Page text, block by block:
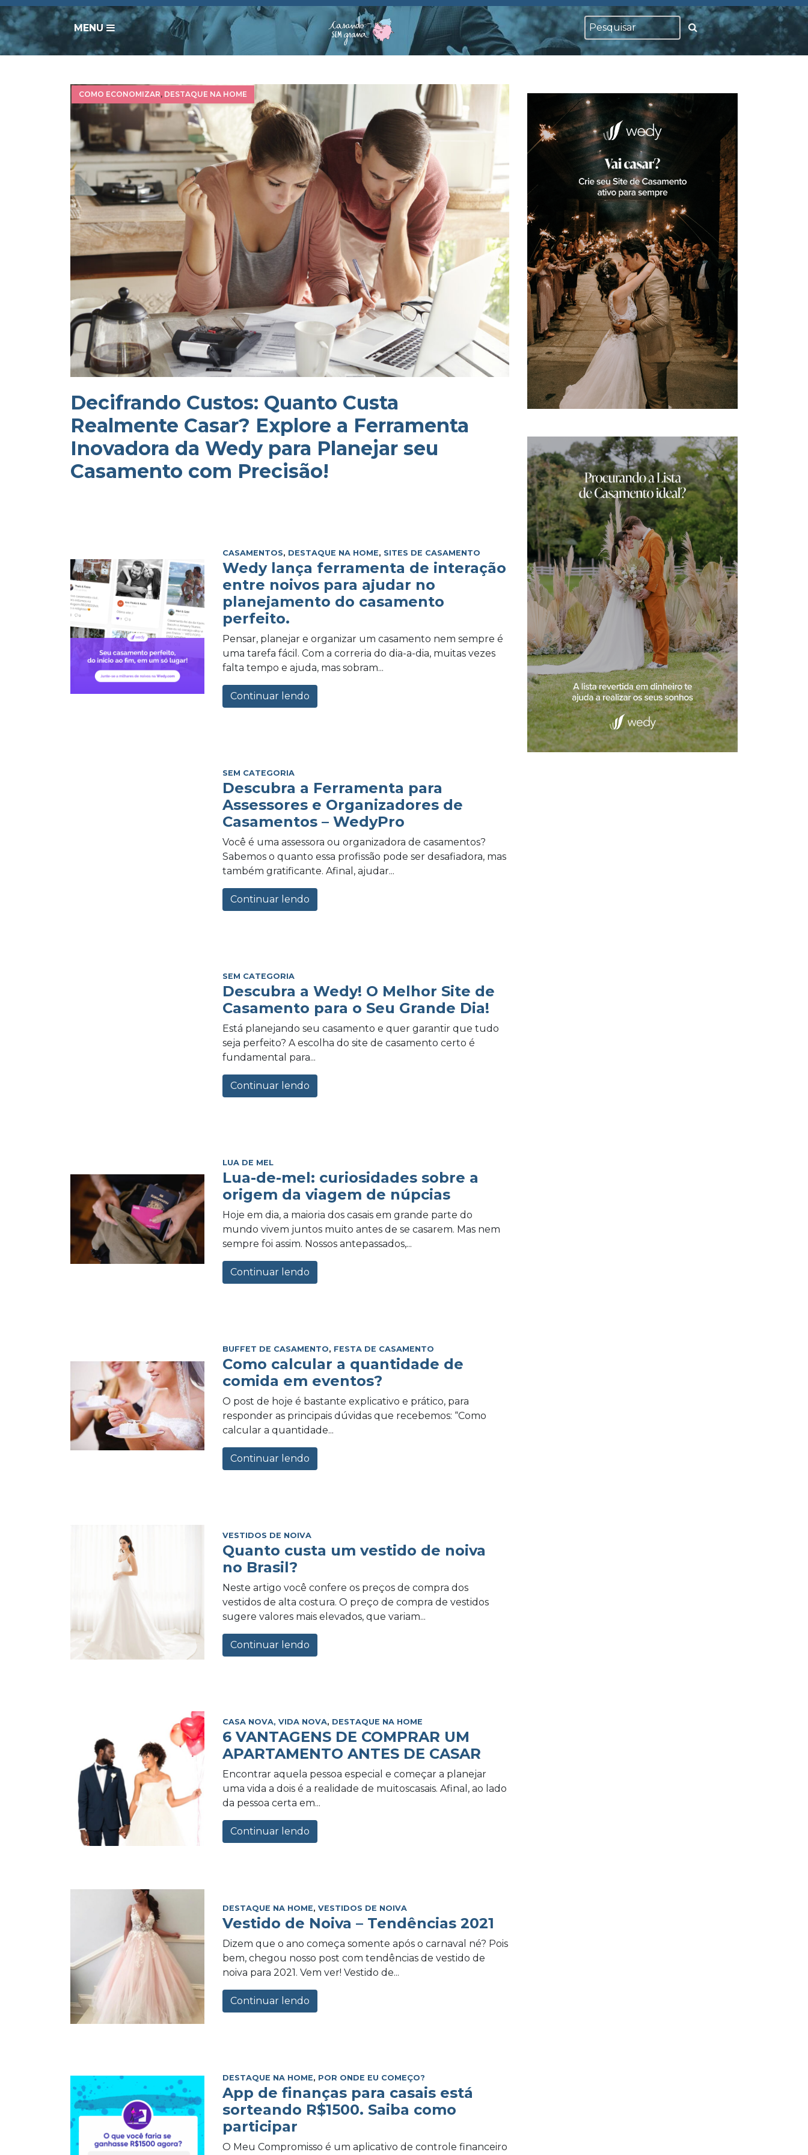
MENU
COMO ECONOMIZAR, DESTAQUE NA HOME
Decifrando Custos: Quanto Custa
Realmente Casar? Explore a Ferramenta
Inovadora da Wedy para Planejar seu
Casamento com Precisão!
CASAMENTOS, DESTAQUE NA HOME, SITES DE CASAMENTO
Wedy lança ferramenta de interação
entre noivos para ajudar no
planejamento do casamento
perfeito.
Pensar, planejar e organizar um casamento nem sempre é
uma tarefa fácil. Com a correria do dia-a-dia, muitas vezes
falta tempo e ajuda, mas sobram...
Continuar lendo
SEM CATEGORIA
Descubra a Ferramenta para
Assessores e Organizadores de
Casamentos – WedyPro
Você é uma assessora ou organizadora de casamentos?
Sabemos o quanto essa profissão pode ser desafiadora, mas
também gratificante. Afinal, ajudar...
Continuar lendo
SEM CATEGORIA
Descubra a Wedy! O Melhor Site de
Casamento para o Seu Grande Dia!
Está planejando seu casamento e quer garantir que tudo
seja perfeito? A escolha do site de casamento certo é
fundamental para...
Continuar lendo
LUA DE MEL
Lua-de-mel: curiosidades sobre a
origem da viagem de núpcias
Hoje em dia, a maioria dos casais em grande parte do
mundo vivem juntos muito antes de se casarem. Mas nem
sempre foi assim. Nossos antepassados,...
Continuar lendo
BUFFET DE CASAMENTO, FESTA DE CASAMENTO
Como calcular a quantidade de
comida em eventos?
O post de hoje é bastante explicativo e prático, para
responder as principais dúvidas que recebemos: “Como
calcular a quantidade...
Continuar lendo
VESTIDOS DE NOIVA
Quanto custa um vestido de noiva
no Brasil?
Neste artigo você confere os preços de compra dos
vestidos de alta costura. O preço de compra de vestidos
sugere valores mais elevados, que variam...
Continuar lendo
CASA NOVA, VIDA NOVA, DESTAQUE NA HOME
6 VANTAGENS DE COMPRAR UM
APARTAMENTO ANTES DE CASAR
Encontrar aquela pessoa especial e começar a planejar
uma vida a dois é a realidade de muitoscasais. Afinal, ao lado
da pessoa certa em...
Continuar lendo
DESTAQUE NA HOME,VESTIDOS DE NOIVA
Vestido de Noiva – Tendências 2021
Dizem que o ano começa somente após o carnaval né? Pois
bem, chegou nosso post com tendências de vestido de
noiva para 2021. Vem ver! Vestido de...
Continuar lendo
DESTAQUE NA HOME, POR ONDE EU COMEÇO?
App de finanças para casais está
sorteando R$1500. Saiba como
participar
O Meu Compromisso é um aplicativo de controle financeiro